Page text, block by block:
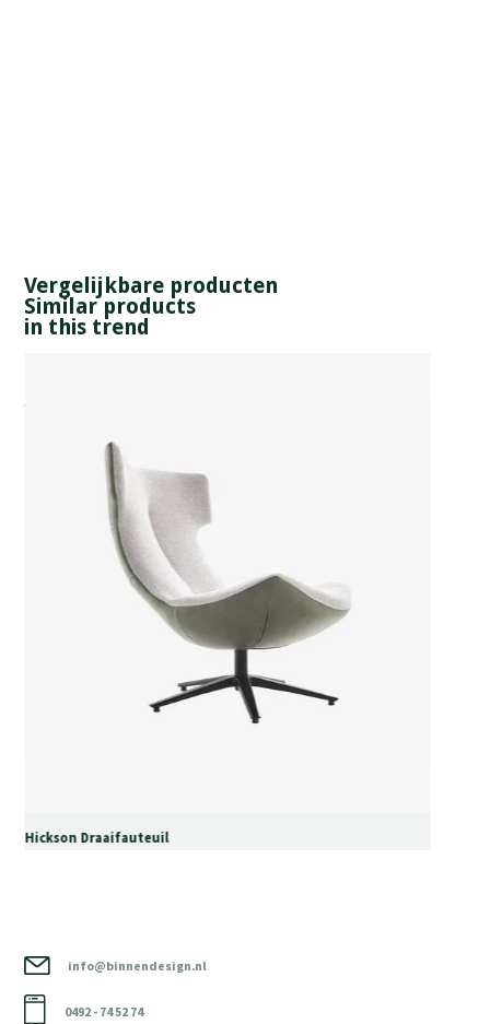
Vergelijkbare producten
Similar products
in this trend
Hickson Draaifauteuil
info@binnendesign.nl
0492 - 74 52 74